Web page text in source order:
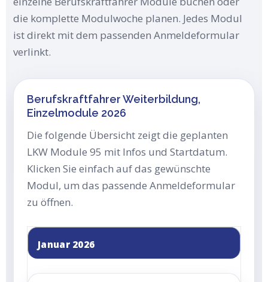
die komplette Modulwoche planen. Jedes Modul
ist direkt mit dem passenden Anmeldeformular
verlinkt.
Berufskraftfahrer Weiterbildung,
Einzelmodule 2026
Die folgende Übersicht zeigt die geplanten
LKW Module 95 mit Infos und Startdatum.
Klicken Sie einfach auf das gewünschte
Modul, um das passende Anmeldeformular
zu öffnen.
Januar 2026